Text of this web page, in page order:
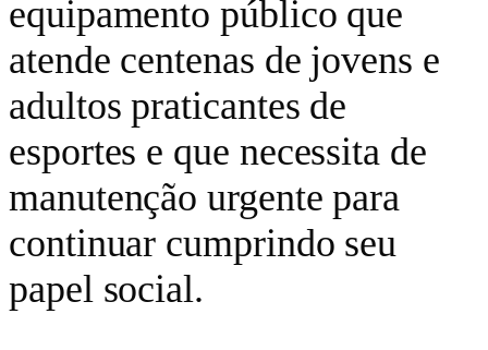
equipamento público que
atende centenas de jovens e
adultos praticantes de
esportes e que necessita de
manutenção urgente para
continuar cumprindo seu
papel social.